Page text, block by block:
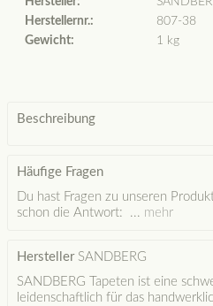
Herstellernr.:
807-38
Gewicht:
1 kg
Beschreibung
Häufige Fragen
Du hast Fragen zu unseren
schon die Antwort: ... mehr
HerstellerSANDBERG
SANDBERG Tapeten ist eine
leidenschaftlich für das